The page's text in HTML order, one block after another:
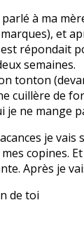
à ma
et
répondait
semaines.
tonton
cuillère de
je ne mange
je
copines.
Après je
de toi